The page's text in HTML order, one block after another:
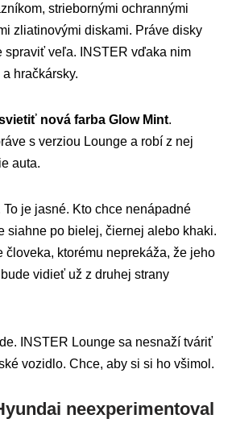
striebornými ochrannými
zliatinovými diskami. Práve disky
spraviť veľa. INSTER vďaka nim
hračkársky.
nová farba Glow Mint.
s verziou Lounge a robí z nej
auta.
je jasné. Kto chce nenápadné
siahne po bielej, čiernej alebo khaki.
človeka, ktorému neprekáža, že jeho
vidieť už z druhej strany
INSTER Lounge sa nesnaží tváriť
vozidlo. Chce, aby si si ho všimol.
neexperimentoval